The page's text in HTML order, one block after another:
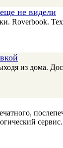
не видели
Roverbook.
из дома.
сервис.